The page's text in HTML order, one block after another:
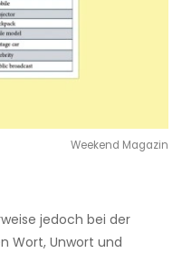
Weekend Magazin
jedoch bei der
Wort, Unwort und